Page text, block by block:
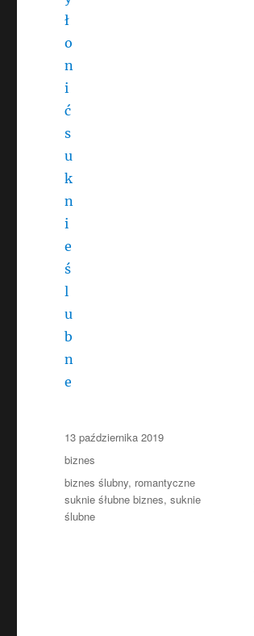
Data
publikacji
13 października 2019
Kategorie
biznes
Tagi
biznes ślubny, romantyczne
suknie śłubne biznes,suknie
ślubne